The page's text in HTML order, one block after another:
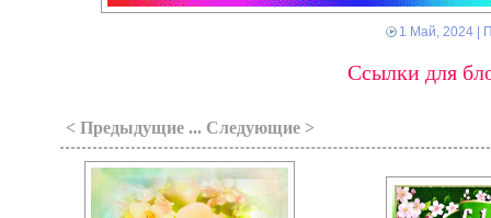
1 Май, 2024|
Ссылки для
< Предыдущие ... Следующие >